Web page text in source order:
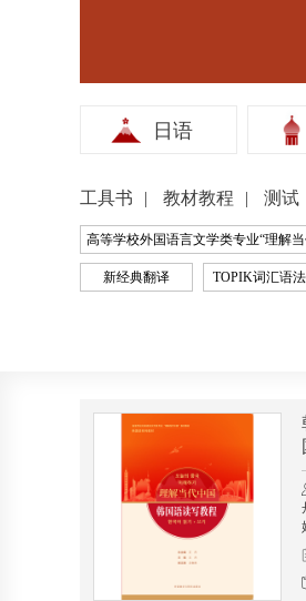
日语
工具书 教材教程 测试
高等学校外国语言文学类专业“理解
新经典翻译 TOPIK词汇语法